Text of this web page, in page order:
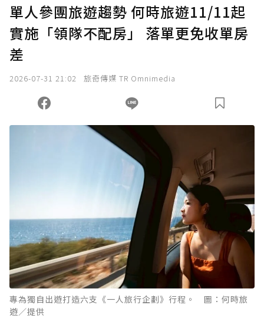
確認送出
您當前剩餘 U 利點數：0點；前往 購買點數
單人參團旅遊趨勢 何時旅遊11/11起
實施「領隊不配房」 落單更免收單房
差
2026-07-31 21:02 旅奇傳媒 TR Omnimedia
專為獨自出遊打造六支《一人旅行企劃》行程。 圖：何時旅
遊／提供